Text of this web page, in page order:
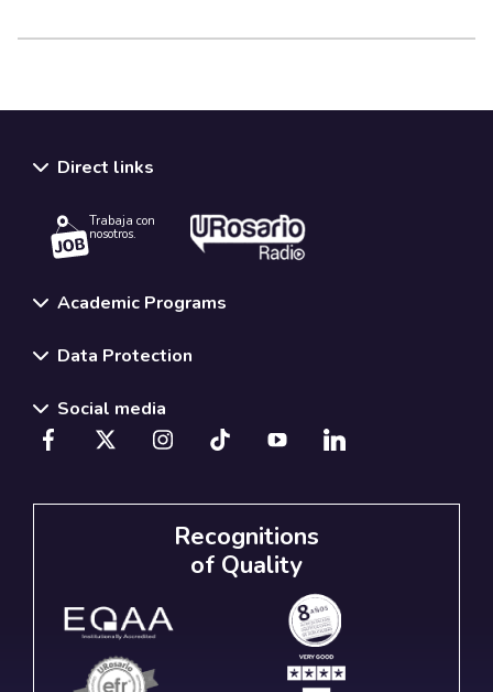
Direct links
Trabaja con
nosotros.
Academic Programs
Data Protection
Social media
Recognitions
of Quality